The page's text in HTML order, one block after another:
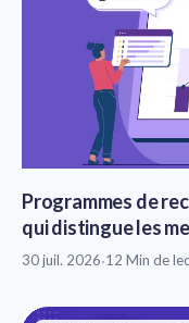
Programmes de
qui distingue les
30 juil. 2026·12 Min de